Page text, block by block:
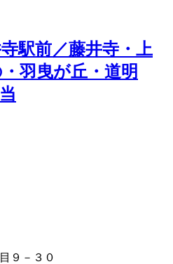
駅前／藤井寺・上
羽曳が丘・道明
９－３０